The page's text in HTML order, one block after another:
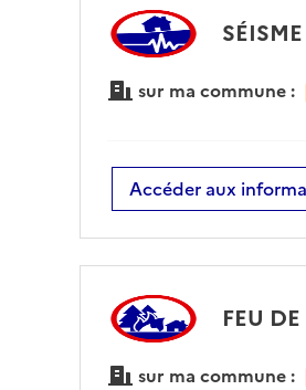
SÉISME
sur ma commune :
Accéder aux
FEU
sur ma commune :